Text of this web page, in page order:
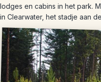
lodges en cabins in het park.
in Clearwater, het stadje aan